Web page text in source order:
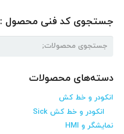
جستجوی کد فنی محصول :
جستجو
دسته‌های محصولات
انکودر و خط کش
انکودر و خط کش Sick
نمایشگر و HMI